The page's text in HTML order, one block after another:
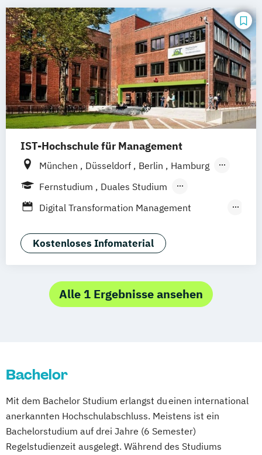
IST-Hochschule für Management
München Düsseldorf Berlin
Hamburg
Weil am Rhein
Frankfurt am Main
Fernstudium
Duales Studium
Fernlehrgang
Digital Transformation Management
Hotelmanagement)
Hospitality Controlling & Hotel Asset
Hotel Management
Hotel Management (dual)
Consulting
Tourismusökonom (FH)
Kostenloses Infomaterial
Alle 1 Ergebnisse ansehen
Bachelor
Mit dem Bachelor Studium erlangst du einen international
anerkannten Hochschulabschluss. Meistens ist ein
Bachelorstudium auf drei Jahre (6 Semester)
Regelstudienzeit ausgelegt. Während des Studiums